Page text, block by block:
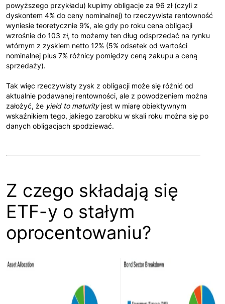
powyższego przykładu) kupimy obligacje za 96 zł (czyli z
dyskontem 4% do ceny nominalnej) to rzeczywista rentowność
wyniesie teoretycznie 9%, ale gdy po roku cena obligacji
wzrośnie do 103 zł, to możemy ten dług odsprzedać na rynku
wtórnym z zyskiem netto 12% (5% odsetek od wartości
nominalnej plus 7% różnicy pomiędzy ceną zakupu a ceną
sprzedaży).
Tak więc rzeczywisty zysk z obligacji może się różnić od
aktualnie podawanej rentowności, ale z powodzeniem można
założyć, że yield to maturityjest w miarę obiektywnym
wskaźnikiem tego, jakiego zarobku w skali roku można się po
danych obligacjach spodziewać.
Z czego składają się
ETF-y o stałym
oprocentowaniu?